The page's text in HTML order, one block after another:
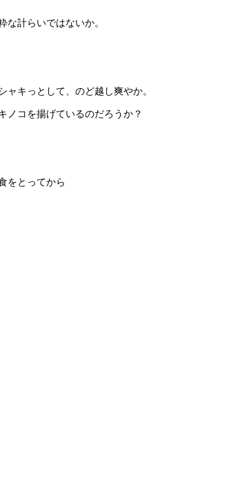
な計らいではないか。
キっとして、のど越し爽やか。
ノコを揚げているのだろうか？
をとってから